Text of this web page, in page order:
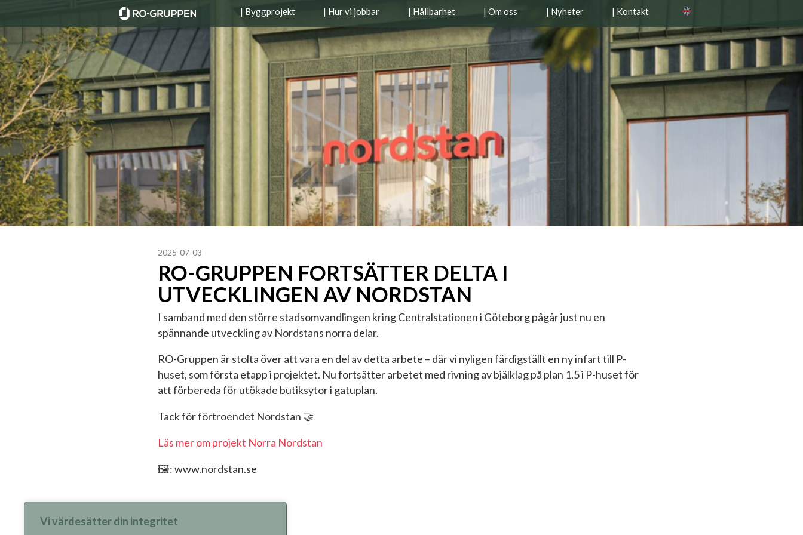
Vi värdesätter din integritet
| Byggprojekt | Hur vi jobbar | Hållbarhet | Om oss | Nyheter | Kontakt
2025-07-03
RO-GRUPPEN FORTSÄTTER DELTA I
UTVECKLINGEN AV NORDSTAN
I samband med den större stadsomvandlingen kring Centralstationen i Göteborg pågår just nu en
spännande utveckling av Nordstans norra delar.
RO-Gruppen är stolta över att vara en del av detta arbete – där vi nyligen färdigställt en ny infart till P-
huset, som första etapp i projektet. Nu fortsätter arbetet med rivning av bjälklag på plan 1,5 i P-huset för
att förbereda för utökade butiksytor i gatuplan.
Tack för förtroendet Nordstan 🤝
Läs mer om projekt Norra Nordstan
🖼️: www.nordstan.se